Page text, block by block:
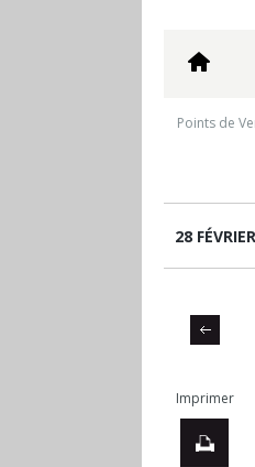
Points de
28
Imprimer